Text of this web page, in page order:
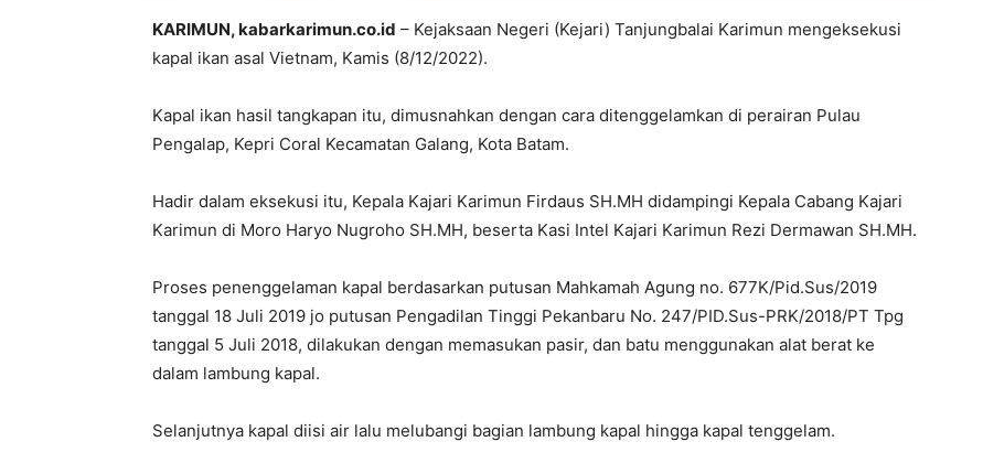
KARIMUN, kabarkarimun.co.id – Kejaksaan Negeri (Kejari) Tanjungbalai Karimun mengeksekusi
kapal ikan asal Vietnam, Kamis (8/12/2022).
Kapal ikan hasil tangkapan itu, dimusnahkan dengan cara ditenggelamkan di perairan Pulau
Pengalap, Kepri Coral Kecamatan Galang, Kota Batam.
Hadir dalam eksekusi itu, Kepala Kajari Karimun Firdaus SH.MH didampingi Kepala Cabang Kajari
Karimun di Moro Haryo Nugroho SH.MH, beserta Kasi Intel Kajari Karimun Rezi Dermawan SH.MH.
Proses penenggelaman kapal berdasarkan putusan Mahkamah Agung no. 677K/Pid.Sus/2019
tanggal 18 Juli 2019 jo putusan Pengadilan Tinggi Pekanbaru No. 247/PID.Sus-PRK/2018/PT Tpg
tanggal 5 Juli 2018, dilakukan dengan memasukan pasir, dan batu menggunakan alat berat ke
dalam lambung kapal.
Selanjutnya kapal diisi air lalu melubangi bagian lambung kapal hingga kapal tenggelam.